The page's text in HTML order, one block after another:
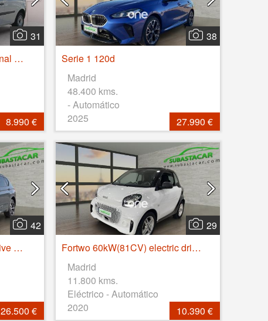
31
Kangoo FURGÓN Profesional dCi 55kW (75CV) Euro 6
8.990 €
38
Serie 1 120d
Madrid
48.400 kms.
- Automático
2025
27.990 €
42
Tarraco 2.0 TDI 147kW 4Drive DSG S&S FR GO XL
26.500 €
29
Fortwo 60kW(81CV) electric drive coupe
Madrid
11.800 kms.
Eléctrico - Automático
2020
10.390 €